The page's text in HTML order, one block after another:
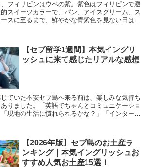
フィリピンはウベの紫。紫色はフィリピンで避
スイーツカラーで、パン、アイスクリーム、ス
スに至るまで、鮮やかな青紫色を見ない日はあ
【セブ留学1週間】本気イングリ
ッシュに来て感じたリアルな感想
ていた不安セブ島へ来る前は、楽しみな気持ち
りました。「英語でちゃんとコミュニケーショ
現地の生活に慣れられるかな？」「インターン
【2026年版】セブ島のお土産ラ
ンキング｜本気イングリッシュお
すすめ人気お土産15選！